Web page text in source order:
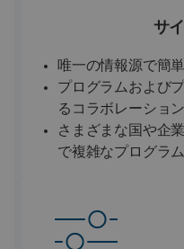
サ
唯一の情報源で簡
プログラムおよび
るコラボレーショ
さまざまな国や企
で複雑なプログラ